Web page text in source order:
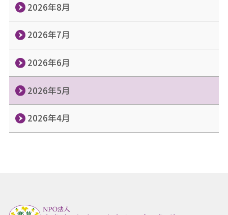
2026年8月
2026年7月
2026年6月
2026年5月
2026年4月